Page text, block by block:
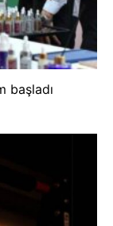
başladı